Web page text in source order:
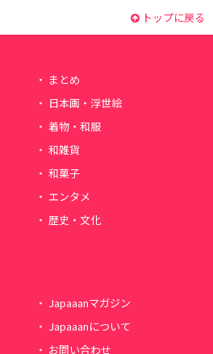
トップに戻る
まとめ
日本画・浮世絵
着物・和服
和雑貨
和菓子
エンタメ
歴史・文化
Japaaanマガジン
Japaaanについて
お問い合わせ